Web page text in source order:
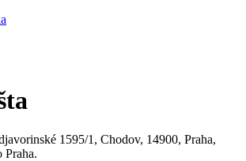
1595/1, Chodov, 14900, Praha,
Praha.